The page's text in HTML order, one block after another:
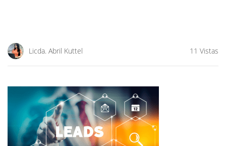
Licda. Abril Kuttel 11 Vistas